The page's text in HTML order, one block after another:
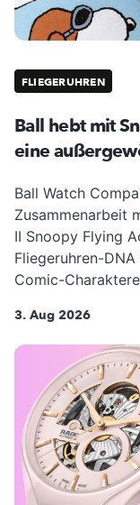
FLIEGERUHREN
Ball hebt mit
eine
Ball Watch
Zusammenarbeit
II Snoopy Flying
Fliegeruhren-
Comic-
3. Aug 2026